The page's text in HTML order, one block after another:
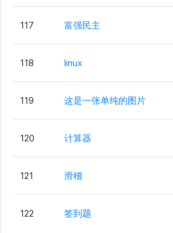
117 富强民主
118 linux
119 这是一张单纯的图片
120 计算器
121 滑稽
122 签到题